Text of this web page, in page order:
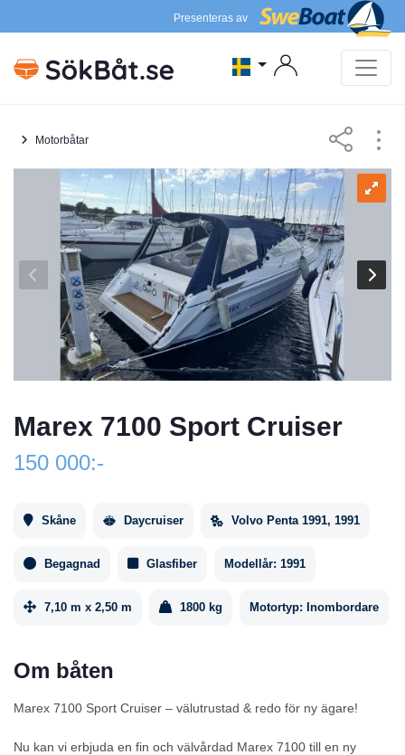
Presenteras av
Motorbåtar
Marex 7100 Sport Cruiser
150 000:-
Skåne Daycruiser Volvo Penta 1991, 1991
Begagnad Glasfiber Modellår: 1991
7,10 m x 2,50 m 1800 kg Motortyp: Inombordare
Om båten
Marex 7100 Sport Cruiser – välutrustad & redo för ny ägare!
Nu kan vi erbjuda en fin och välvårdad Marex 7100 till en ny